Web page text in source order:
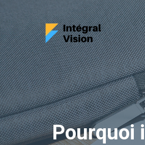
au
contenu
Pourquoi